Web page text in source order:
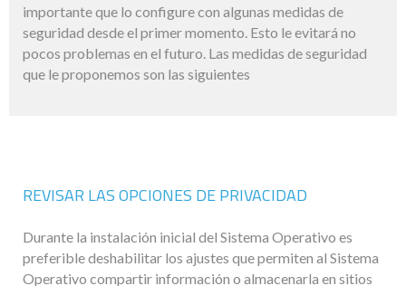
importante que lo configure con algunas medidas de
seguridad desde el primer momento. Esto le evitará no
pocos problemas en el futuro. Las medidas de seguridad
que le proponemos son las siguientes
REVISAR LAS OPCIONES DE PRIVACIDAD
Durante la instalación inicial del Sistema Operativo es
preferible deshabilitar los ajustes que permiten al Sistema
Operativo compartir información o almacenarla en sitios